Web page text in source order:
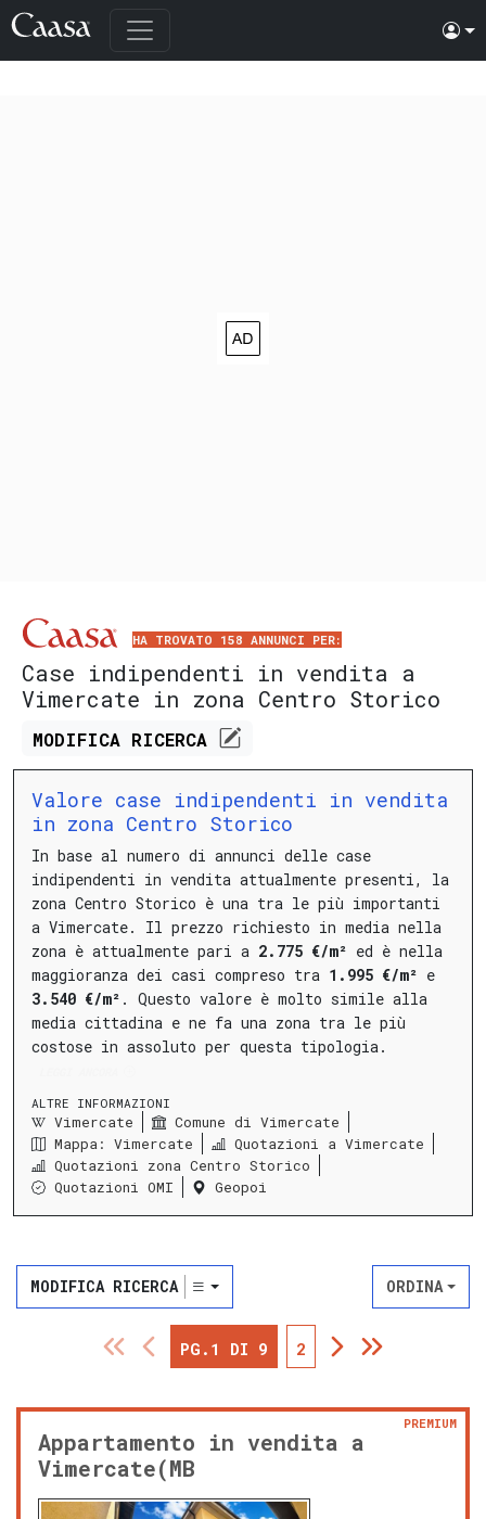
HA TROVATO 158 ANNUNCI PER:
Case indipendenti in vendita a
Vimercate in zona Centro Storico
MODIFICA RICERCA
Valore case indipendenti in vendita
in zona Centro Storico
In base al numero di annunci delle case
indipendenti in vendita attualmente presenti, la
zona Centro Storico è una tra le più importanti
a Vimercate.
Il prezzo richiesto in media nella
zona è attualmente pari a 2.775 €/m² ed è nella
maggioranza dei casi compreso tra 1.995 €/m² e
3.540 €/m² . Questo valore è molto simile alla
media cittadina e ne fa una zona tra le più
costose in assoluto per questa tipologia.
ALTRE INFORMAZIONI
Vimercate
Comune di Vimercate
Mappa: Vimercate
Quotazioni a Vimercate
Quotazioni zona Centro Storico
Quotazioni OMI
Geopoi
MODIFICA RICERCA ORDINA
PG.1 DI 9 2
Appartamento in vendita a
Vimercate(MB
PREMIUM